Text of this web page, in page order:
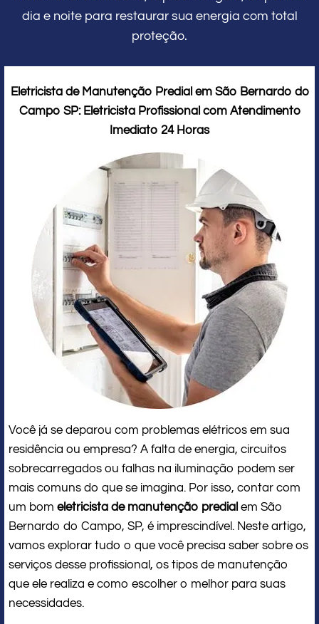
dia e noite para restaurar sua energia com total
proteção.
Eletricista de Manutenção Predial em São Bernardo do
Campo SP: Eletricista Profissional com Atendimento
Imediato 24 Horas
Você já se deparou com problemas elétricos em sua
residência ou empresa? A falta de energia, circuitos
sobrecarregados ou falhas na iluminação podem ser
mais comuns do que se imagina. Por isso, contar com
um bom eletricista de manutenção predial em São
Bernardo do Campo, SP, é imprescindível. Neste artigo,
vamos explorar tudo o que você precisa saber sobre os
serviços desse profissional, os tipos de manutenção
que ele realiza e como escolher o melhor para suas
necessidades.